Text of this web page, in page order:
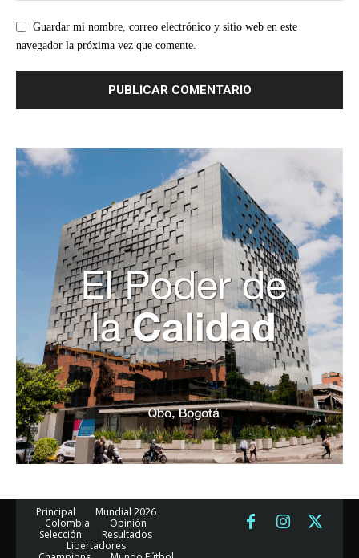
Guardar mi nombre, correo electrónico y sitio web en este
navegador la próxima vez que comente.
Principal
Mundial 2026
Colombia
Opinión
Selección
Resultados
Libertadores